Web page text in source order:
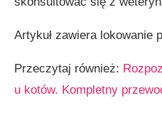
Artykuł zawiera lokowanie
Przeczytaj również:
u kotów. Kompletny